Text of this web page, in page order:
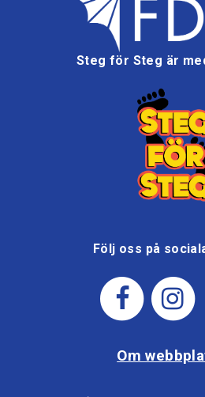
Steg för Steg är
Följ oss på
Om